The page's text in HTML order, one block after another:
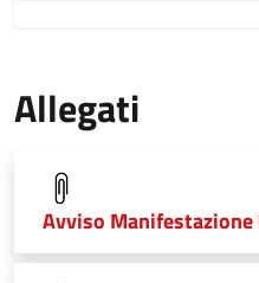
Allegati
Avviso